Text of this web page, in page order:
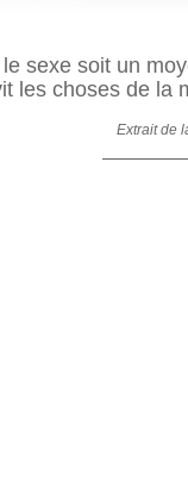
sexe soit un
les choses de la
Extrait de